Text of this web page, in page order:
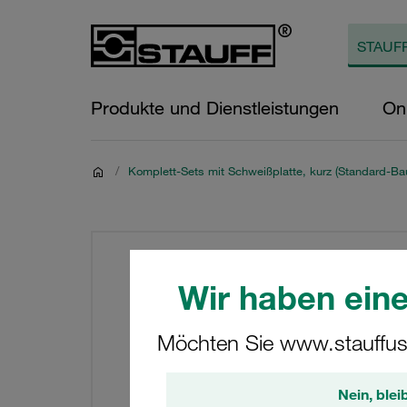
Wir haben
Möchten Sie
Nein,
Produkte und Dienstleistungen
/ Komplett-Sets mit Schweißplatte, kurz (Standard-